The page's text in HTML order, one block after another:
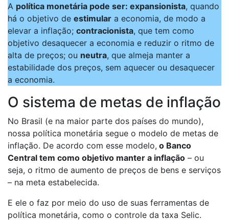
A política monetária pode ser: expansionista, quando
há o objetivo de estimular a economia, de modo a
elevar a inflação; contracionista, que tem como
objetivo desaquecer a economia e reduzir o ritmo de
alta de preços; ou neutra, que almeja manter a
estabilidade dos preços, sem aquecer ou desaquecer
a economia.
O sistema de metas de inflação
No Brasil (e na maior parte dos países do mundo),
nossa política monetária segue o modelo de metas de
inflação. De acordo com esse modelo, o Banco
Central tem como objetivo manter a inflação – ou
seja, o ritmo de aumento de preços de bens e serviços
– na meta estabelecida.
E ele o faz por meio do uso de suas ferramentas de
política monetária, como o controle da taxa Selic.